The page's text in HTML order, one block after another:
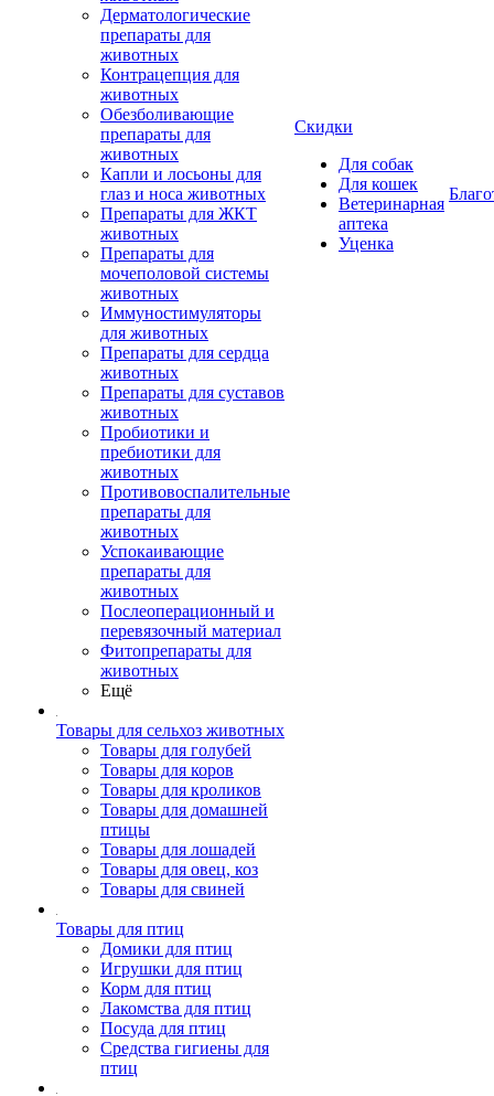
Дерматологические
препараты для
животных
Контрацепция для
животных
Обезболивающие
препараты для
животных
Капли и лосьоны для
глаз и носа животных
Препараты для ЖКТ
животных
Препараты для
мочеполовой системы
животных
Иммуностимуляторы
для животных
Препараты для сердца
животных
Препараты для суставов
животных
Пробиотики и
пребиотики для
животных
Противовоспалительные
препараты для
животных
Успокаивающие
препараты для
животных
Послеоперационный и
перевязочный материал
Фитопрепараты для
животных
Ещё
Товары для сельхоз животных
Товары для голубей
Товары для коров
Товары для кроликов
Товары для домашней
птицы
Товары для лошадей
Товары для овец, коз
Товары для свиней
Товары для птиц
Домики для птиц
Игрушки для птиц
Корм для птиц
Лакомства для птиц
Посуда для птиц
Средства гигиены для
птиц
Скидки
Для собак
Для кошек
Ветеринарная
аптека
Уценка